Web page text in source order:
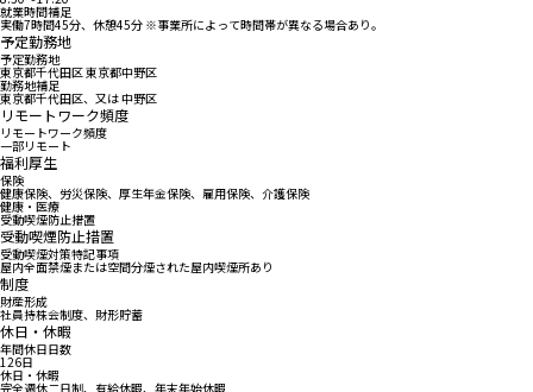
就業時間補足
実働7時間45分、休憩45分 ※事業所によって時間帯が異なる場合あり。
予定勤務地
予定勤務地
東京都千代田区 東京都中野区
勤務地補足
東京都千代田区、又は 中野区
リモートワーク頻度
リモートワーク頻度
一部リモート
福利厚生
保険
健康保険、労災保険、厚生年金保険、雇用保険、介護保険
健康・医療
受動喫煙防止措置
受動喫煙防止措置
受動喫煙対策特記事項
屋内全面禁煙または空間分煙された屋内喫煙所あり
制度
財産形成
社員持株会制度、財形貯蓄
休日・休暇
年間休日日数
126日
休日・休暇
完全週休二日制、有給休暇、年末年始休暇